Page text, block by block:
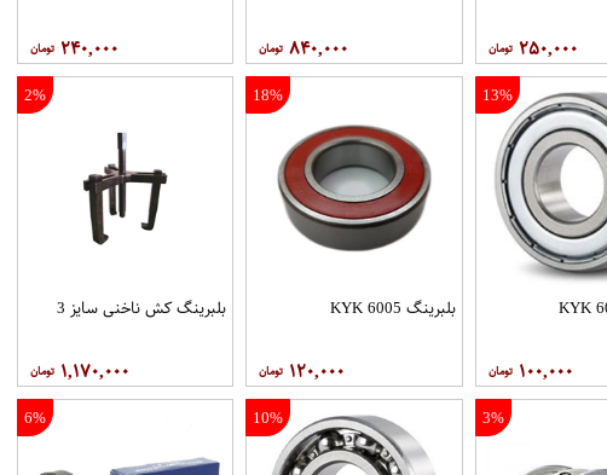
۲۵۰,۰۰۰ ۸۴۰,۰۰۰ ۲۴۰,۰۰۰
13%
۱۰۰,۰۰۰
18%
بلبرینگ 6005 KYK
۱۲۰,۰۰۰
2%
بلبرینگ کش ناخنی سایز 3
۱,۱۷۰,۰۰۰
3%
10%
6%